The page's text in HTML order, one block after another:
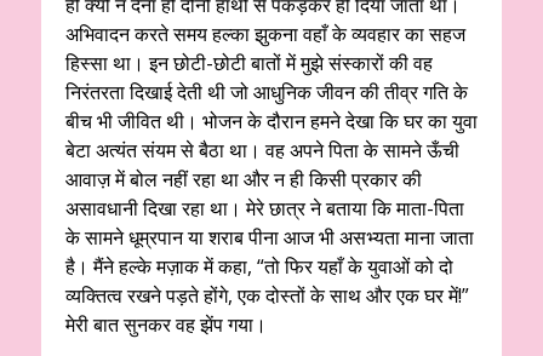
अभिवादन करते समय हल्का झुकना वहाँ के व्यवहार का सहज
हिस्सा था। इन छोटी-छोटी बातों में मुझे संस्कारों की वह
निरंतरता दिखाई देती थी जो आधुनिक जीवन की तीव्र गति के
बीच भी जीवित थी। भोजन के दौरान हमने देखा कि घर का युवा
बेटा अत्यंत संयम से बैठा था। वह अपने पिता के सामने ऊँची
आवाज़ में बोल नहीं रहा था और न ही किसी प्रकार की
असावधानी दिखा रहा था। मेरे छात्र ने बताया कि माता-पिता
के सामने धूम्रपान या शराब पीना आज भी असभ्यता माना जाता
है। मैंने हल्के मज़ाक में कहा, “तो फिर यहाँ के युवाओं को दो
व्यक्तित्व रखने पड़ते होंगे, एक दोस्तों के साथ और एक घर में!”
मेरी बात सुनकर वह झेंप गया।